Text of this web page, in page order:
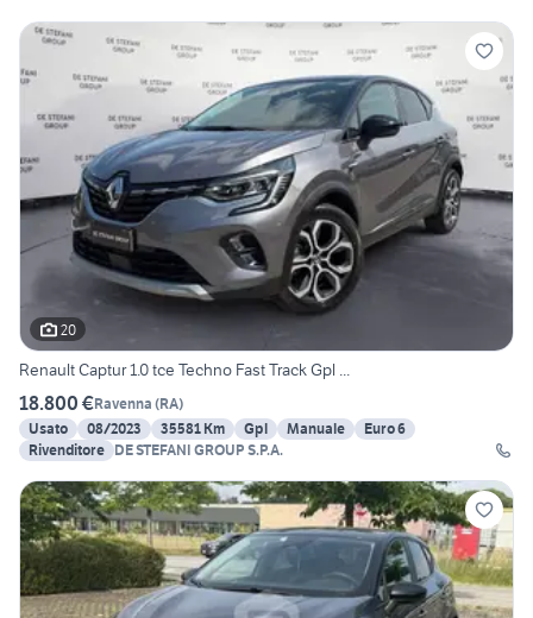
20
Renault Captur 1.0 tce Techno Fast Track Gpl ...
18.800 €Ravenna (RA)
Usato
08/2023 35581 Km Gpl Manuale
Euro 6
Rivenditore DE STEFANI GROUP S.P.A.